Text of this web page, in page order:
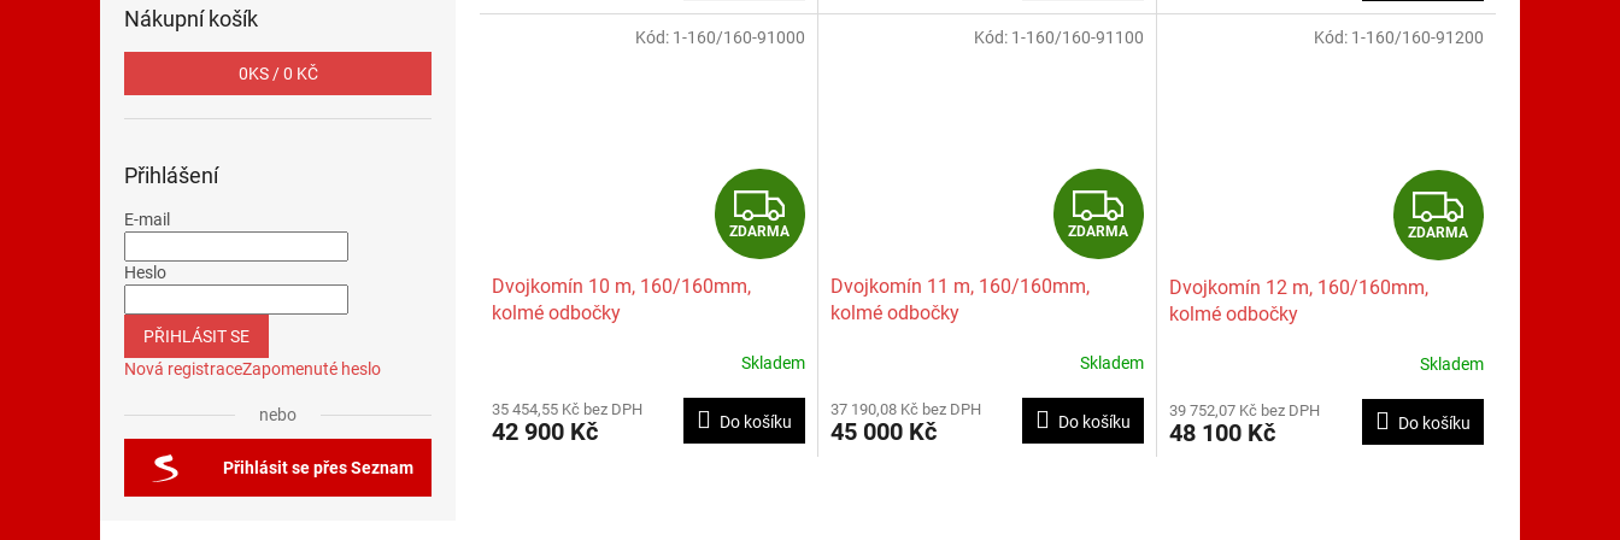
Nákupní košík
0KS /0 KČ
Přihlášení
E-mail
Heslo
PŘIHLÁSIT SE
Nová registraceZapomenuté heslo
nebo
Přihlásit se přes Seznam
A
A
A
Z
D
R
M
A
ZDARMA
Dvojkomín 10 m, 160/160mm,
kolmé odbočky
Skladem
35 454,55 Kč bez DPH
42 900 Kč Do košíku
Kód: 1-160/160-91000
Z
D
R
M
A
ZDARMA
Dvojkomín 11 m, 160/160mm,
kolmé odbočky
Skladem
37 190,08 Kč bez DPH
45 000 Kč Do košíku
Kód: 1-160/160-91100
Z
D
R
M
A
ZDARMA
Dvojkomín 12 m, 160/160mm,
kolmé odbočky
Skladem
39 752,07 Kč bez DPH
48 100 Kč Do košíku
Kód: 1-160/160-91200